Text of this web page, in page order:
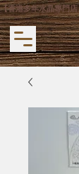
【香港多年水晶專門